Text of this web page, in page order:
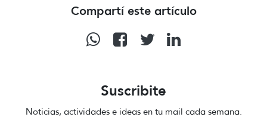
Compartí este artículo
Suscribite
Noticias, actividades e ideas en tu mail cada semana.